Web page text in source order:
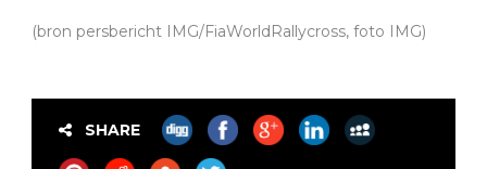
(bron persbericht IMG/FiaWorldRallycross, foto IMG)
SHARE